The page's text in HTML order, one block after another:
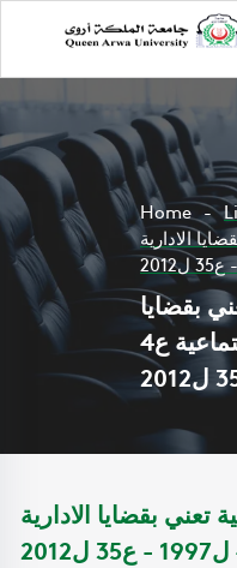
Home
الادارية
بقضايا
الادارية والانسانية والاجتماعية ع4
بقضايا الادارية